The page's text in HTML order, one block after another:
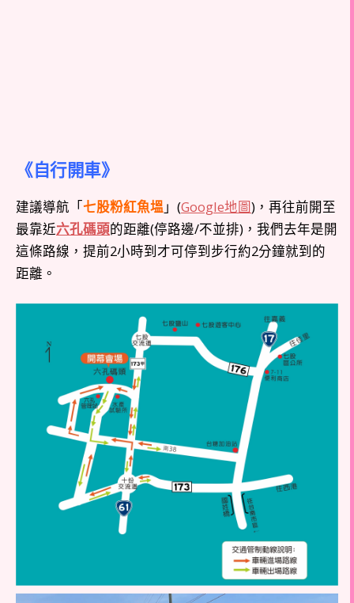
《自行開車》
建議導航「七股粉紅魚塭」(Google地圖)，再往前開至
最靠近六孔碼頭的距離(停路邊/不並排)，我們去年是開
這條路線，提前2小時到才可停到步行約2分鐘就到的
距離。